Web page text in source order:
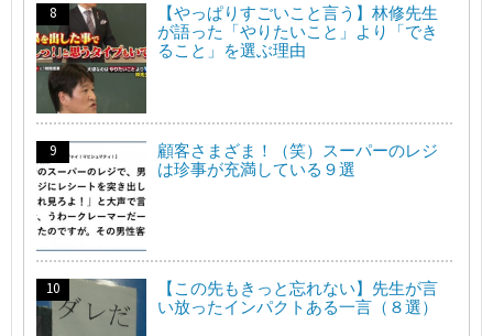
【やっぱりすごいこと言う】林修先生
が語った「やりたいこと」より「でき
ること」を選ぶ理由
顧客さまざま！（笑）スーパーのレジ
は珍事が充満している９選
【この先もきっと忘れない】先生が言
い放ったインパクトある一言（８選）